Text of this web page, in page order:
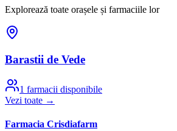
Explorează toate orașele și farmaciile lor
Barastii de Vede
1 farmacii disponibile
Vezi toate →
Farmacia Crisdiafarm